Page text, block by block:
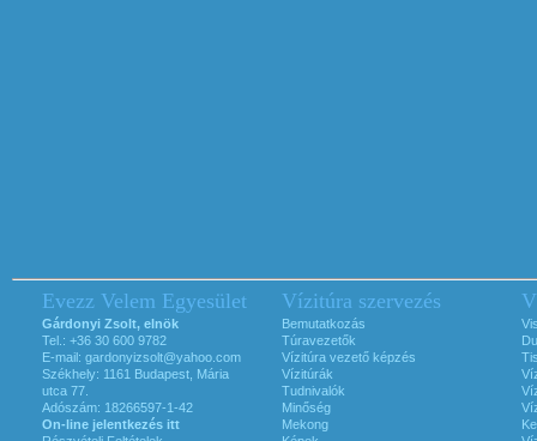
Evezz Velem Egyesület
Gárdonyi Zsolt, elnök
Tel.: +36 30 600 9782
E-mail: gardonyizsolt@yahoo.com
Székhely: 1161 Budapest, Mária
utca 77.
Adószám: 18266597-1-42
On-line jelentkezés itt
Vízitúra szervezés
Bemutatkozás
Túravezetők
Vízitúra vezető képzés
Vízitúrák
Tudnivalók
Minőség
Mekong